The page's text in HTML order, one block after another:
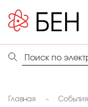
Главная События